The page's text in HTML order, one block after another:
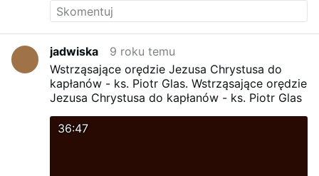
jadwiska
9 roku temu
Wstrząsające orędzie Jezusa Chrystusa do
kapłanów - ks. Piotr Glas. Wstrząsające orędzie
Jezusa Chrystusa do kapłanów - ks. Piotr Glas
36:47